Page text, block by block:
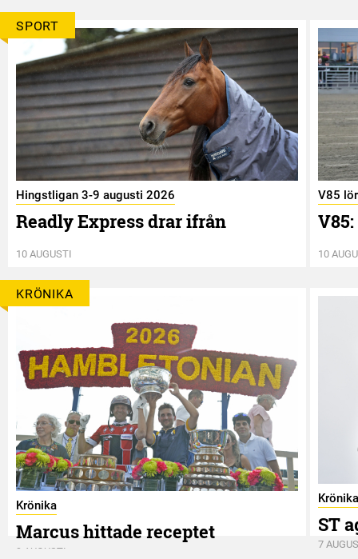
SPORT
Hingstligan 3-9 augusti 2026
Readly Express drar ifrån
10 AUGUSTI
V85
10
KRÖNIKA
Krönika
Marcus hittade receptet
9 AUGUSTI
Krönika
ST
7